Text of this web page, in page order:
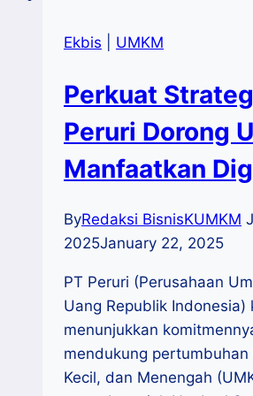
Ekbis UMKM
Perkuat
Peruri Dorong
Manfaatkan
ByRedaksi BisnisKUMKM
2025January 22, 2025
PT Peruri (Perusahaan
Uang Republik Indonesia)
menunjukkan
mendukung pertumbuhan
Kecil, dan Menengah